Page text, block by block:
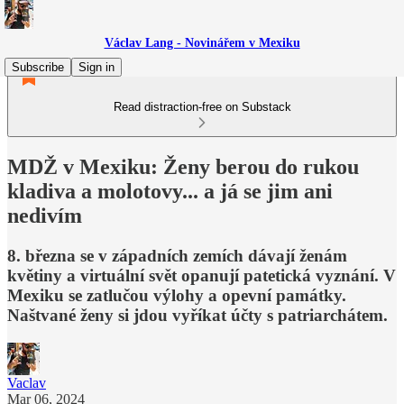
Václav Lang - Novinářem v Mexiku
Subscribe
Sign in
Read distraction-free on Substack
MDŽ v Mexiku: Ženy berou do rukou
kladiva a molotovy... a já se jim ani
nedivím
8. března se v západních zemích dávají ženám
květiny a virtuální svět opanují patetická vyznání. V
Mexiku se zatlučou výlohy a opevní památky.
Naštvané ženy si jdou vyříkat účty s patriarchátem.
Vaclav
Mar 06, 2024